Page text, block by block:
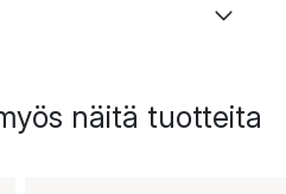
näitä tuotteita